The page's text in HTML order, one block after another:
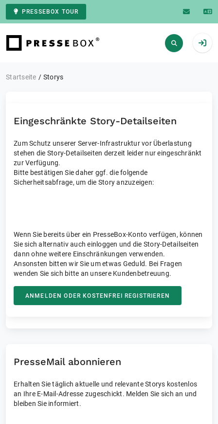
PRESSEBOX TOUR
Zur Startseite
Startseite Storys
Eingeschränkte Story-Detailseiten
Zum Schutz unserer Server-Infrastruktur vor Überlastung
stehen die Story-Detailseiten derzeit leider nur eingeschränkt
zur Verfügung.
Bitte bestätigen Sie daher ggf. die folgende
Sicherheitsabfrage, um die Story anzuzeigen:
Wenn Sie bereits über ein PresseBox-Konto verfügen, können
Sie sich alternativ auch einloggen und die Story-Detailseiten
dann ohne weitere Einschränkungen verwenden.
Ansonsten bitten wir Sie um etwas Geduld. Bei Fragen
wenden Sie sich bitte an unsere Kundenbetreuung.
ANMELDEN ODER KOSTENFREI REGISTRIEREN
PresseMail abonnieren
Erhalten Sie täglich aktuelle und relevante Storys kostenlos
an Ihre E-Mail-Adresse zugeschickt. Melden Sie sich an und
bleiben Sie informiert.